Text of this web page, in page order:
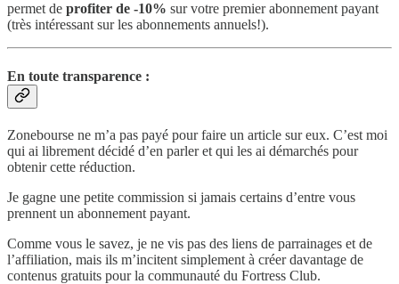
permet de profiter de -10% sur votre premier abonnement payant
(très intéressant sur les abonnements annuels!).
En toute transparence :
Zonebourse ne m’a pas payé pour faire un article sur eux. C’est moi
qui ai librement décidé d’en parler et qui les ai démarchés pour
obtenir cette réduction.
Je gagne une petite commission si jamais certains d’entre vous
prennent un abonnement payant.
Comme vous le savez, je ne vis pas des liens de parrainages et de
l’affiliation, mais ils m’incitent simplement à créer davantage de
contenus gratuits pour la communauté du Fortress Club.